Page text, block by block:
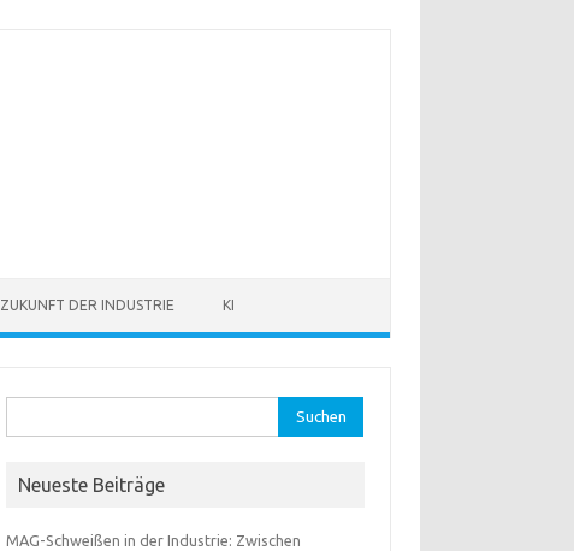
ZUKUNFT DER INDUSTRIE KI
nach:
Neueste Beiträge
MAG-Schweißen in der Industrie: Zwischen